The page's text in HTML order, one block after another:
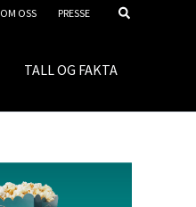
OM OSS PRESSE
TALL OG FAKTA